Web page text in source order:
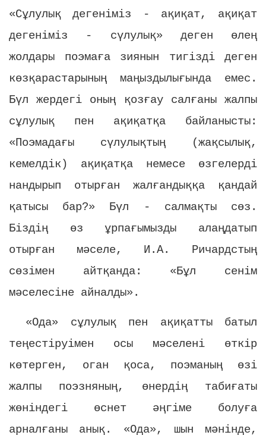
«Сұлулық дегеніміз - ақиқат, ақиқат
дегеніміз - сүлулық» деген өлең
жолдары поэмаға зиянын тигізді деген
көзқарастарының маңыздылығында емес.
Бүл жердегі оның қозғау салғаны жалпы
сұлулық пен ақиқатқа байланысты:
«Поэмадағы сүлулықтың (жақсылық,
кемелдік) ақиқатқа немесе өзгелерді
нандырып отырған жалғандыққа қандай
қатысы бар?» Бүл - салмақты сөз.
Біздің өз ұрпағымызды алаңдатып
отырған мәселе, И.А. Ричардстың
сөзімен айтқанда: «Бұл сенім
мәселесіне айналды».
«Ода» сұлулық пен ақиқатты батыл
теңестіруімен осы мәселені өткір
көтерген, оган қоса, поэманың өзі
жалпы поэзняның, өнердің табиғаты
жөніндегі өснет әңгіме болуға
арналғаны анық. «Ода», шын мәнінде,